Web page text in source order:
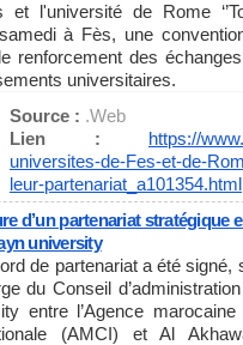
et l'université de Rome
à Fès, une
renforcement des
universitaires.
Source : .Web
Lien : https://
universites-de-Fes-et-de-
leur-partenariat_ a101354.html
d’un partenariat stratégique
university
de partenariat a été signé,
du Conseil
entre l’Agence
(AMCI) et Al